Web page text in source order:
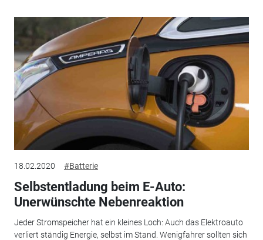
18.02.2020 #Batterie
Selbstentladung beim E-Auto:
Unerwünschte Nebenreaktion
Jeder Stromspeicher hat ein kleines Loch: Auch das Elektroauto
verliert ständig Energie, selbst im Stand. Wenigfahrer sollten sich